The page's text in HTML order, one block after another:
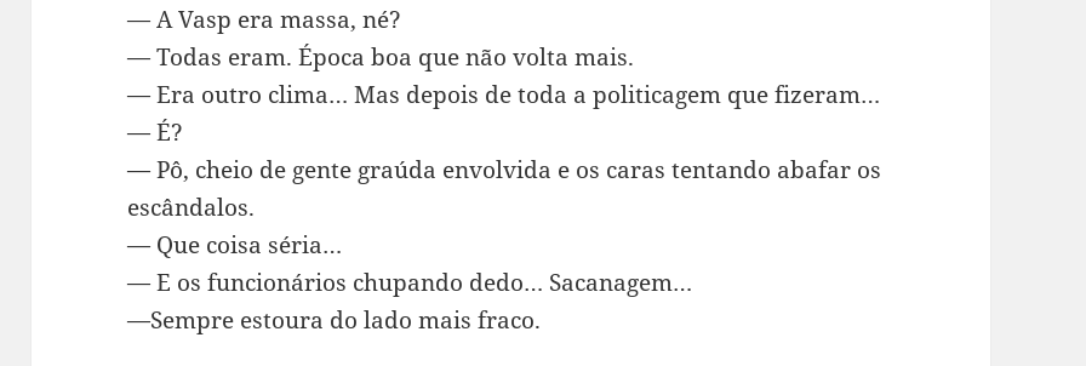
— A Vasp era massa, né?
— Todas eram. Época boa que não volta mais.
— Era outro clima… Mas depois de toda a politicagem que fizeram…
— É?
— Pô, cheio de gente graúda envolvida e os caras tentando abafar os
escândalos.
— Que coisa séria…
— E os funcionários chupando dedo… Sacanagem…
—Sempre estoura do lado mais fraco.